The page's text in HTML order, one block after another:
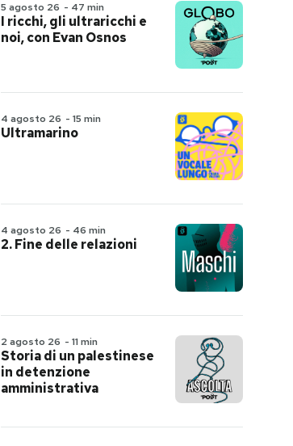
5 agosto 26 - 47 min
I ricchi, gli ultraricchi e
noi, con Evan Osnos
4 agosto 26 - 15 min
Ultramarino
4 agosto 26 - 46 min
2. Fine delle relazioni
2 agosto 26 - 11 min
Storia di un palestinese
in detenzione
amministrativa